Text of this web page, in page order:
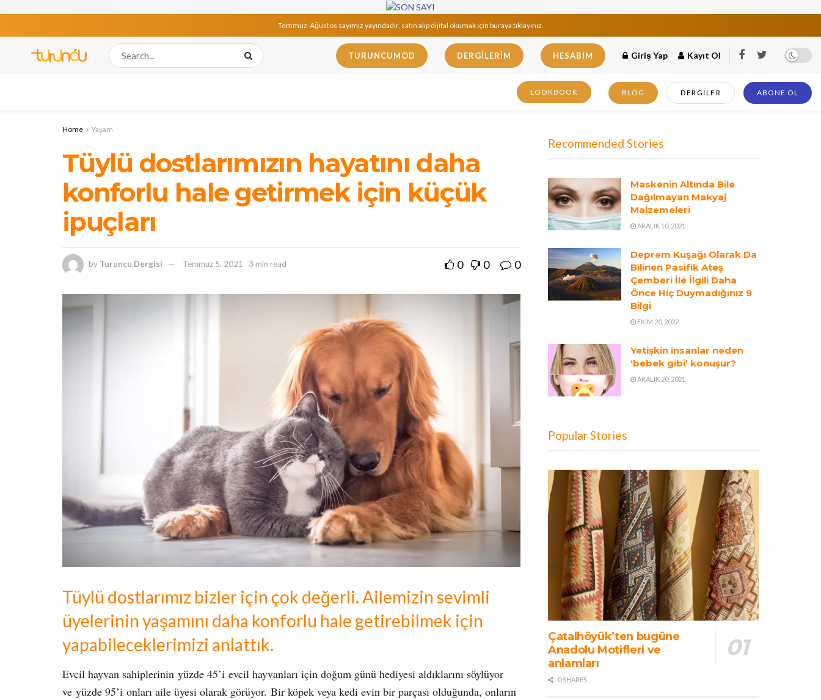
Temmuz-Ağustos sayımız yayındadır, satın alıp dijital okumak için buraya tıklayınız.
TURUNCUMOD DERGILERIM HESABIM Giriş Yap Kayıt Ol
LOOKBOOK BLOG DERGILER ABONE OL
Home Yaşam
Tüylü dostlarımızın hayatını daha
konforlu hale getirmek için küçük
ipuçları
by Turuncu Dergisi Temmuz 5, 2021 3 min read 0 0 0
Tüylü dostlarımız bizler için çok değerli. Ailemizin sevimli
üyelerinin yaşamını daha konforlu hale getirebilmek için
yapabileceklerimizi anlattık.
Evcil hayvan sahiplerinin yüzde 45’i evcil hayvanları için doğum günü hediyesi aldıklarını söylüyor
ve yüzde 95’i onları aile üyesi olarak görüyor. Bir köpek veya kedi evin bir parçası olduğunda, onların
Recommended Stories
Maskenin Altında Bile
Dağılmayan Makyaj
Malzemeleri
ARALIK 10, 2021
Deprem Kuşağı Olarak Da
Bilinen Pasifik Ateş
Çemberi İle İlgili Daha
Önce Hiç Duymadığınız 9
Bilgi
EKIM 20, 2022
Yetişkin insanlar neden
‘bebek gibi’ konuşur?
ARALIK 20, 2021
Popular Stories
Çatalhöyük’ten bugüne
Anadolu Motifleri ve
anlamları
0 SHARES